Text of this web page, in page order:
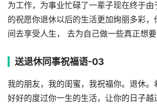
为工作，为事业忙碌了一辈子现在终于
的祝愿你退休以后的生活更加绚丽多彩
间去享受人生， 去为自己做一些真正想
送退休同事祝福语-03
我的朋友，我的闺蜜，我祝福你。退休。
好好的度过你一生的生活，让你的日子越